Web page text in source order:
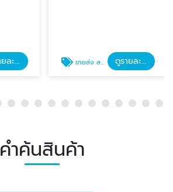
ดูรายละเอียด ขายส่ง สแตนเลสแผ่น ดูรายละเอียด
คำค้นสินค้า